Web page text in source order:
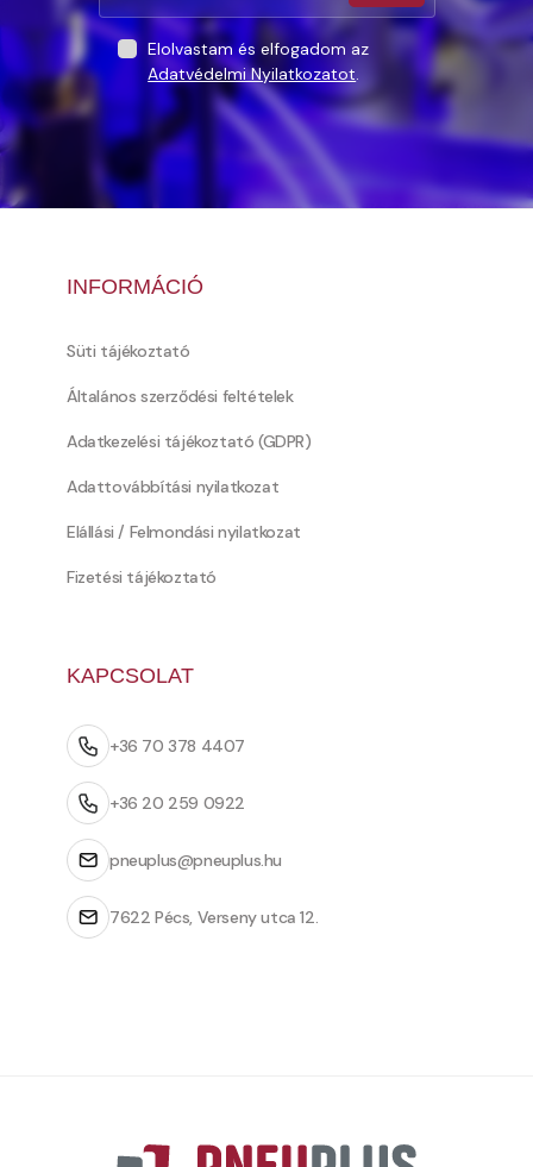
Elolvastam és elfogadom az
Adatvédelmi Nyilatkozatot.
INFORMÁCIÓ
Süti tájékoztató
Általános szerződési feltételek
Adatkezelési tájékoztató (GDPR)
Adattovábbítási nyilatkozat
Elállási / Felmondási nyilatkozat
Fizetési tájékoztató
KAPCSOLAT
+36 70 378 4407
+36 20 259 0922
pneuplus@pneuplus.hu
7622 Pécs, Verseny utca 12.